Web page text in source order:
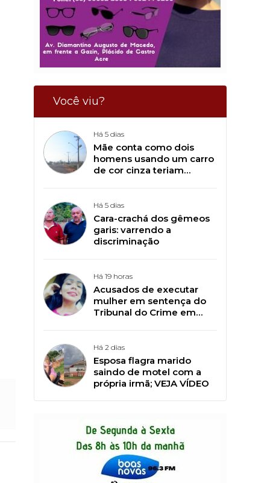
Você viu?
Há 5 dias
Mãe conta como dois
homens usando um carro
de cor cinza teriam
Plácido de Castro
Há 5 dias
Cara-crachá dos gêmeos
garis: varrendo a
discriminação
Há 19 horas
Acusados de executar
mulher em sentença do
Tribunal do Crime em
Castro
Há 2 dias
Esposa flagra marido
saindo de motel com a
própria irmã; VEJA VÍDEO